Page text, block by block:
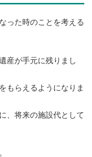
った時のことを考える
産が手元に残りまし
もらえるようになりま
、将来の施設代として